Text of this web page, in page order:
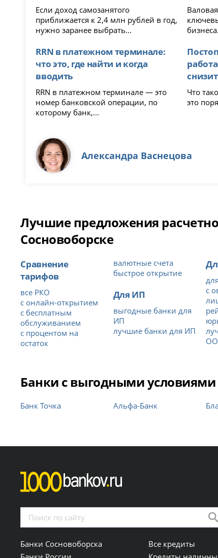
Если доход самозанятого
приближается к 2,4 млн рублей в год,
нужно заранее выбрать...
RRN в платежном терминале:
что это, где найти и когда
вводить
RRN в платежном терминале — это
номер банковской операции, по
которому банк,...
Что такое
это
Александра Васнецова
Лучшие предложения
Сосновоборске
Сравнение
тарифов
все РКО
с онлайн-открытием
с бесплатным
обслуживанием
с процентом на
остаток
валютные счета
быстрое открытие
Для ИП
выгодные банки для
ИП
лучшие банки для ИП
с
Банки с выгодными условиями
Банк Точка Альфа-Банк
Банки Сосновоборска
Все кредиты